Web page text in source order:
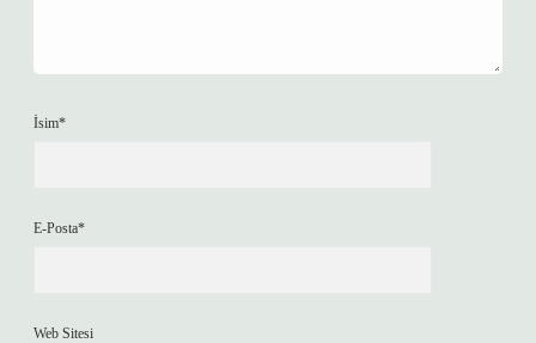
İsim*
E-Posta*
Web Sitesi